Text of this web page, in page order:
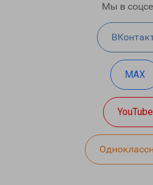
Мы в
MAX
YouTube